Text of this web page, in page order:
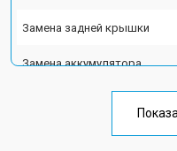
Замена задней крышки
Замена аккумулятора
Ремонт цепи питания